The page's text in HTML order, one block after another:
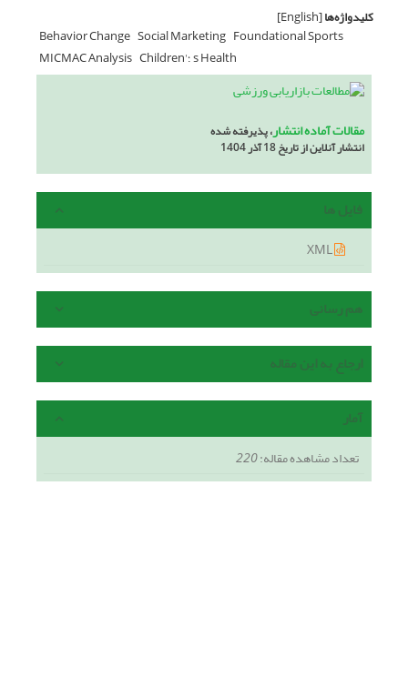
کلیدواژه‌ها[English]
Behavior Change Social Marketing Foundational Sports
MICMAC Analysis
Children'؛ s Health
مقالات آماده انتشار، پذیرفته شده
انتشار آنلاین از تاریخ 18 آذر 1404
فایل ها
هم رسانی
ارجاع به این مقاله
آمار
تعداد مشاهده مقاله:220